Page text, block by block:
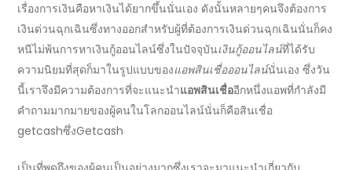
เรื่องการเงินคือหาเงินได้ยากขึ้นนั่นเอง ดังนั้นหลายๆคนจึงต้องการ
เงินด่วนฉุกเฉินซึ่งทางออกสำหรับผู้ที่ต้องการเงินด่วนฉุกเฉินนั่นก็คง
หนีไม่พ้นการหาเงินกู้ออนไลน์ซึ่งในปัจจุบันเงินกู้ออนไลน์ที่ได้รับ
ความนิยมที่สุดก็มาในรูปแบบของแอพสินเชื่อออนไลน์นั่นเอง ซึ่งวัน
นี้เราจึงมีความต้องการที่จะแนะนำแอพสินเชื่ออีกหนึ่งแอพที่กำลังมี
คำถามมากมายของผู้คนในโลกออนไลน์นั่นก็คือสินเชื่อ
getcashซึ่งGetcash